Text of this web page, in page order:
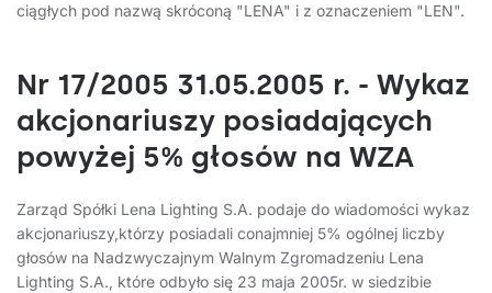
ciągłych pod nazwą skróconą "LENA" i z oznaczeniem "LEN".
Nr 17/2005 31.05.2005 r. - Wykaz
akcjonariuszy posiadających
powyżej 5% głosów na WZA
Zarząd Spółki Lena Lighting S.A. podaje do wiadomości wykaz
akcjonariuszy,którzy posiadali conajmniej 5% ogólnej liczby
głosów na Nadzwyczajnym Walnym Zgromadzeniu Lena
Lighting S.A., które odbyło się 23 maja 2005r. w siedzibie